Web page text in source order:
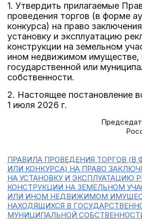
1. Утвердить прилагаемые
проведения торгов (в форме
конкурса) на право
установку и эксплуатацию
конструкции на земельном
ином недвижимом имуществе,
государственной или
собственности.
2. Настоящее постановление
1 июля 2026 г.
ПРАВИЛА ПРОВЕДЕНИЯ ТОРГОВ (В
ИЛИ КОНКУРСА) НА ПРАВО
НА УСТАНОВКУ И ЭКСПЛУАТАЦИЮ
КОНСТРУКЦИИ НА ЗЕМЕЛЬНОМ
ИЛИ ИНОМ НЕДВИЖИМОМ
НАХОДЯЩИХСЯ В
МУНИЦИПАЛЬНОЙ